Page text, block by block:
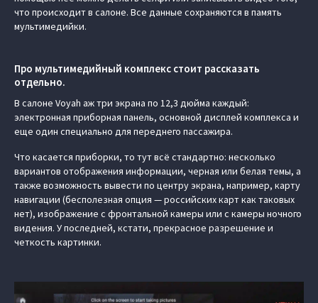
что происходит в салоне. Все данные сохраняются в память
мультимедийки.
Про мультимедийный комплекс стоит рассказать
отдельно.
В салоне Voyah аж три экрана по 12,3 дюйма каждый:
электронная приборная панель, основной дисплей комплекса и
еще один специально для переднего пассажира.
Что касается приборки, то тут всё стандартно: несколько
вариантов отображения информации, черная или белая темы, а
также возможность вывести по центру экрана, например, карту
навигации (бесполезная опция — российских карт как таковых
нет), изображение с фронтальной камеры или с камеры ночного
видения. У последней, кстати, прекрасное разрешение и
четкость картинки.